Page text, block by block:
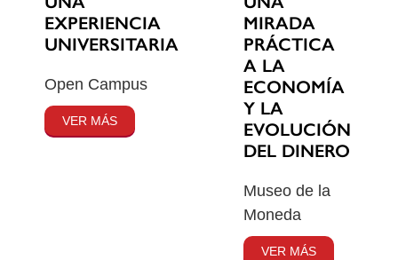
EXPERIENCIA
UNIVERSITARIA
Open Campus
VER MÁS
MIRADA
PRÁCTICA
A LA
ECONOMÍA
Y LA
EVOLUCIÓN
DEL DINERO
Museo de la
Moneda
VER MÁS